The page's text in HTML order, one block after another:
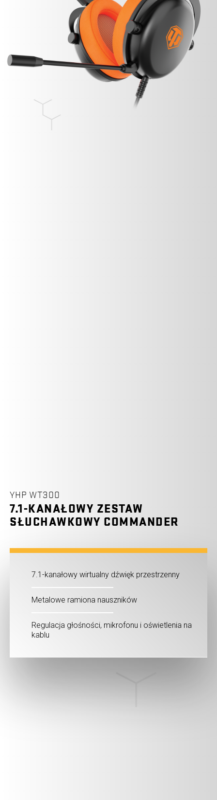
YHP WT300
7.1-KANAŁOWY ZESTAW
SŁUCHAWKOWY COMMANDER
7.1-kanałowy wirtualny dźwięk przestrzenny
Metalowe ramiona nauszników
Regulacja głośności, mikrofonu i oświetlenia na
kablu